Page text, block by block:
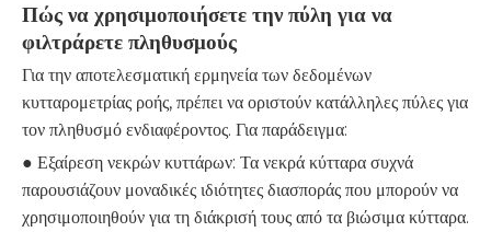
Πώς να χρησιμοποιήσετε την πύλη για να
φιλτράρετε πληθυσμούς
Για την αποτελεσματική ερμηνεία των δεδομένων
κυτταρομετρίας ροής, πρέπει να οριστούν κατάλληλες πύλες για
τον πληθυσμό ενδιαφέροντος. Για παράδειγμα:
● Εξαίρεση νεκρών κυττάρων: Τα νεκρά κύτταρα συχνά
παρουσιάζουν μοναδικές ιδιότητες διασποράς που μπορούν να
χρησιμοποιηθούν για τη διάκρισή τους από τα βιώσιμα κύτταρα.